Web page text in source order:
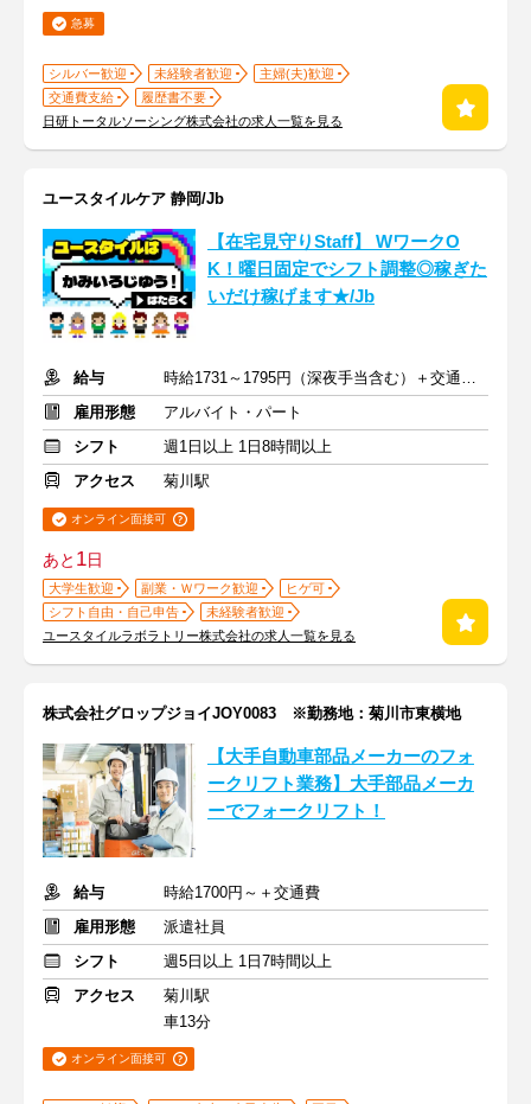
急募
シルバー歓迎 未経験者歓迎
主婦(夫)歓迎
交通費支給
履歴書不要
日研トータルソーシング株式会社の求人一覧を見る
ユースタイルケア 静岡/Jb
【在宅見守りStaff】 WワークO
K！曜日固定でシフト調整◎稼ぎた
いだけ稼げます★/Jb
給与
時給1731～1795円（深夜手当含む）＋交通費支給
雇用形態
アルバイト・パート
シフト
週1日以上 1日8時間以上
アクセス
菊川駅
オンライン面接可
あと 1日
大学生歓迎 副業・Ｗワーク歓迎
ヒゲ可
シフト自由・自己申告
未経験者歓迎
ユースタイルラボラトリー株式会社の求人一覧を見る
株式会社グロップジョイJOY0083 ※勤務地：菊川市東横地
【大手自動車部品メーカーのフォ
ークリフト業務】大手部品メーカ
ーでフォークリフト！
給与
時給1700円～＋交通費
雇用形態
派遣社員
シフト
週5日以上 1日7時間以上
アクセス
菊川駅
車13分
オンライン面接可